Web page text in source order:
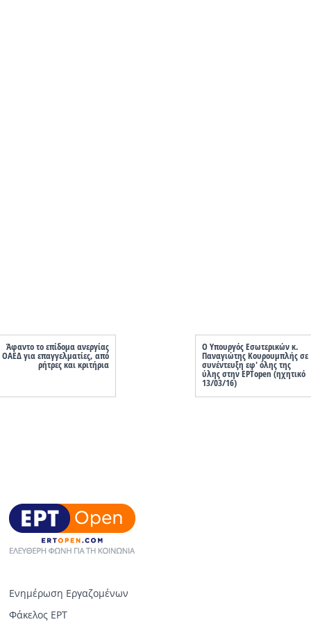
Άφαντο το επίδομα ανεργίας
ΟΑΕΔ για επαγγελματίες, από
ρήτρες και κριτήρια
Ο Υπουργός Εσωτερικών κ.
Παναγιώτης Κουρουμπλής σε
συνέντευξη εφ' όλης της
ύλης στην ΕΡΤopen (ηχητικό
13/03/16)
Ενημέρωση Εργαζομένων
Φάκελος ΕΡΤ